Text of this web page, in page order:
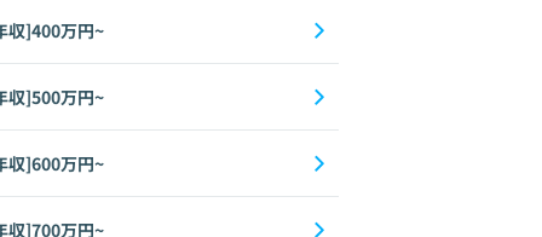
収]400万円~
収]500万円~
収]600万円~
収]700万円~